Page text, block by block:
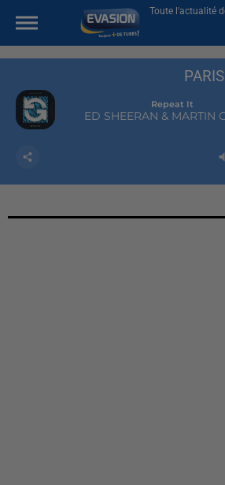
Toute l'actualité
Repeat It
ED SHEERAN & MARTIN
PARIS